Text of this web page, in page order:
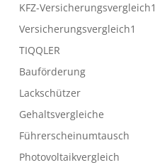
KFZ-Versicherungsvergleich1
Versicherungsvergleich1
TIQQLER
Bauförderung
Lackschützer
Gehaltsvergleiche
Führerscheinumtausch
Photovoltaikvergleich